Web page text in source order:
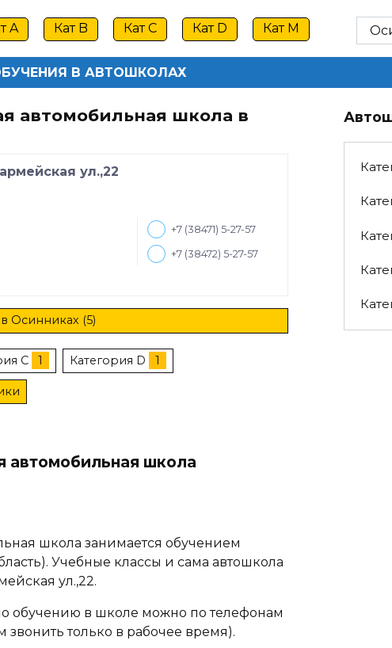
A Кат B Кат C Кат D Кат M
В АВТОШКОЛАХ
автомобильная школа в
ул.,22
+7 (38471) 5-27-57
+7 (38472) 5-27-57
Осинниках (5)
C 1 Категория D 1
школа
школа занимается обучением
Учебные классы и сама автошкола
ул.,22.
в школе можно по телефонам
звонить только в рабочее время).